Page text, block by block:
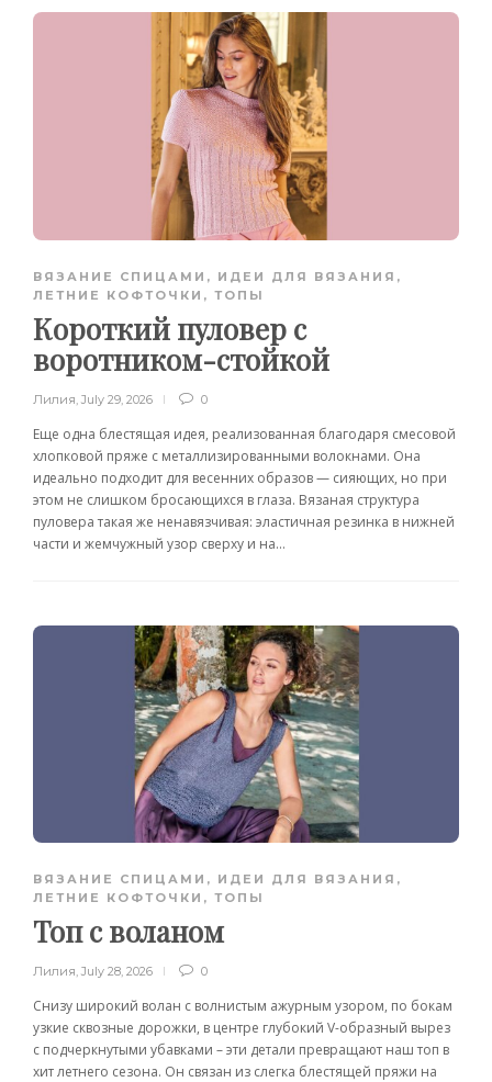
ВЯЗАНИЕ СПИЦАМИ , ИДЕИ ДЛЯ ВЯЗАНИЯ ,
ЛЕТНИЕ КОФТОЧКИ, ТОПЫ
Короткий пуловер с
воротником-стойкой
Лилия July 29, 2026 0
Еще одна блестящая идея, реализованная благодаря смесовой
хлопковой пряже с металлизированными волокнами. Она
идеально подходит для весенних образов — сияющих, но при
этом не слишком бросающихся в глаза. Вязаная структура
пуловера такая же ненавязчивая: эластичная резинка в нижней
части и жемчужный узор сверху и на...
ВЯЗАНИЕ СПИЦАМИ , ИДЕИ ДЛЯ ВЯЗАНИЯ ,
ЛЕТНИЕ КОФТОЧКИ, ТОПЫ
Топ с воланом
Лилия July 28, 2026 0
Снизу широкий волан с волнистым ажурным узором, по бокам
узкие сквозные дорожки, в центре глубокий V-образный вырез
с подчеркнутыми убавками – эти детали превращают наш топ в
хит летнего сезона. Он связан из слегка блестящей пряжи на